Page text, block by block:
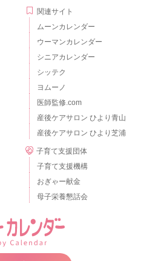
関連サイト
ムーンカレンダー
ウーマンカレンダー
シニアカレンダー
シッテク
ヨムーノ
医師監修.com
産後ケアサロン ひより青山
産後ケアサロン ひより芝浦
子育て支援団体
子育て支援機構
おぎゃー献金
母子栄養懇話会